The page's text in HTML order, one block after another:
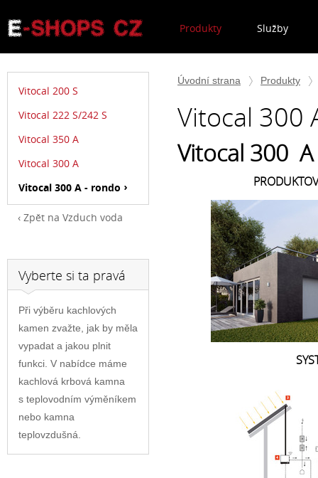
Produkty Služby
Úvodní strana Produkty
Vitocal 300
Vitocal 300
Vitocal 200 S
Vitocal 222 S/242 S
Vitocal 350 A
Vitocal 300 A
Vitocal 300 A - rondo
Zpět na Vzduch voda
Vyberte si ta pravá
Při výběru kachlových
kamen zvažte, jak by měla
vypadat a jakou plnit
funkci. V nabídce máme
kachlová krbová kamna
s teplovodním výměníkem
nebo kamna
teplovzdušná.